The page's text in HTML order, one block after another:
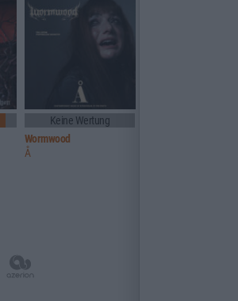
Keine Wertung
Wormwood
Å